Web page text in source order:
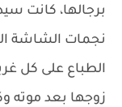
برجالها، كانت
نجمات الشاشة
الطباع على كل
زوجها بعد موته